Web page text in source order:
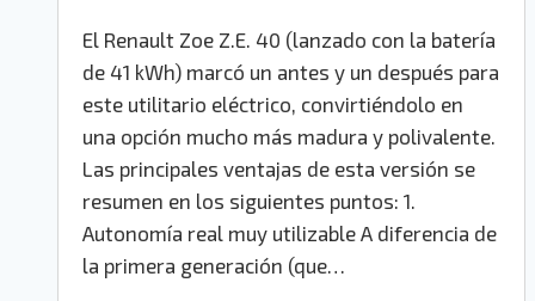
El Renault Zoe Z.E. 40 (lanzado con la batería
de 41 kWh) marcó un antes y un después para
este utilitario eléctrico, convirtiéndolo en
una opción mucho más madura y polivalente.
Las principales ventajas de esta versión se
resumen en los siguientes puntos: 1.
Autonomía real muy utilizable A diferencia de
la primera generación (que…